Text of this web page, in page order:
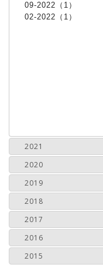
09-2022（1）
02-2022（1）
2021
2020
2019
2018
2017
2016
2015